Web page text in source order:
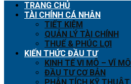
TRANG CHỦ
TÀI CHÍNH CÁ NHÂN
TIẾT KIỆM
QUẢN LÝ TÀI CHÍNH
THUẾ & PHÚC LỢI
KIẾN THỨC ĐẦU TƯ
KINH TẾ VI MÔ – VĨ MÔ
ĐẦU TƯ CƠ BẢN